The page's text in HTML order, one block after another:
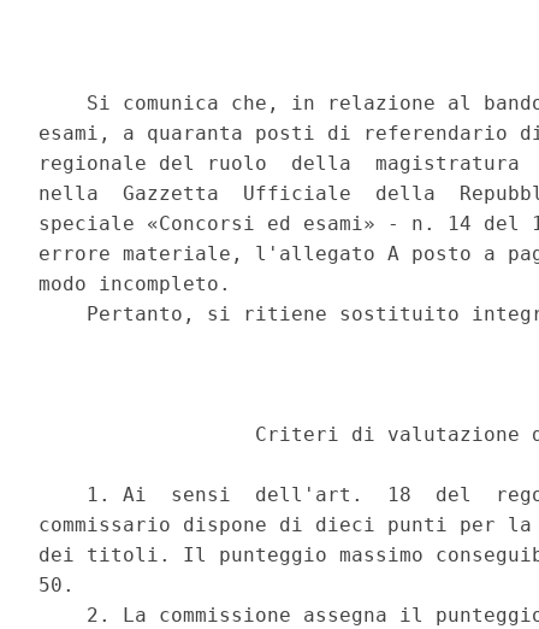
Si comunica che, in relazione al
esami, a quaranta posti di referendario
regionale del ruolo  della  magistratura
nella  Gazzetta  Ufficiale  della
speciale «Concorsi ed esami» - n. 14 del
errore materiale, l'allegato A posto a
modo incompleto.
Pertanto, si ritiene sostituito
Criteri di valutazione
1. Ai  sensi  dell'art.  18  del
commissario dispone di dieci punti per
dei titoli. Il punteggio massimo
50.
2. La commissione assegna il